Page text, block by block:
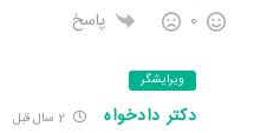
0 پاسخ
ویرایشگر
دکتر دادخواه